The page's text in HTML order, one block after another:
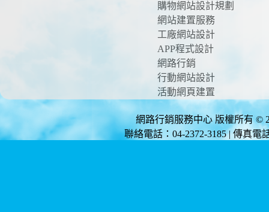
購物網站設計規劃
網站建置服務
工廠網站設計
APP程式設計
網路行銷
行動網站設計
活動網頁建置
網路行銷服務中心 版權所有 ©
聯絡電話：04-2372-3185 | 傳真電